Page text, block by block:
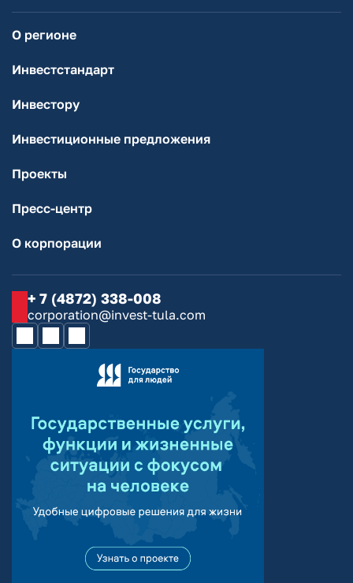
О регионе
Инвестстандарт
Инвестору
Инвестиционные предложения
Проекты
Пресс-центр
О корпорации
+ 7 (4872) 338-008
corporation@invest-tula.com